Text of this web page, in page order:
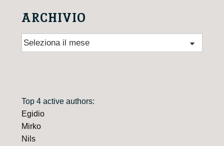
ARCHIVIO
Archivio
Top 4 active authors:
Egidio
Mirko
Nils